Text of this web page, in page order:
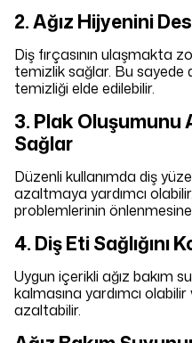
2. Ağız Hijyenini
Diş fırçasının ulaşmakta
temizlik sağlar. Bu sayede
temizliği elde edilebilir.
3. Plak Oluşumunu
Sağlar
Düzenli kullanımda diş
azaltmaya yardımcı
problemlerinin
4. Diş Eti Sağlığını
Uygun içerikli ağız bakım
kalmasına yardımcı
azaltabilir.